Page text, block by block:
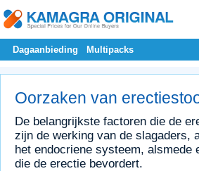
Dagaanbieding Multipacks
Oorzaken van
De belangrijkste factoren die de
zijn de werking van de slagaders,
het endocriene systeem, alsmede
die de erectie bevordert.